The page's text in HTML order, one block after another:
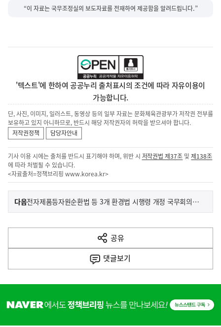
“이 자료는 국무조정실의 보도자료를 전재하여 제공함을 알려드립니다.”
'텍스트'에 한하여 공공누리 출처표시의 조건에 따라 자유이용이
가능합니다.
단, 사진, 이미지, 일러스트, 동영상 등의 일부 자료는 문화체육관광부가 저작권 전부를
보유하고 있지 아니하므로, 반드시 해당 저작권자의 허락을 받으셔야 합니다.
저작권정책
담당자안내
기사 이용 시에는 출처를 반드시 표기해야 하며, 위반 시 저작권법 제37조 및제138조
에 따라 처벌될 수 있습니다.
<자료출처=정책브리핑 www.korea.kr>
이
전
다
음
다음기
전자제품등자원순환법 등 3개 환경법 시행령 개정 국무회의 의결
공유
열
기
댓글보기
단